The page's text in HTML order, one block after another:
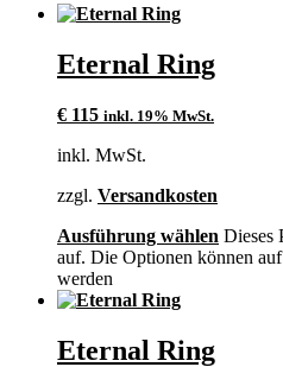
Eternal Ring
€ 115 inkl. 19% MwSt.
inkl. MwSt.
zzgl. Versandkosten
Ausführung wählen Dieses
auf. Die Optionen können
werden
Eternal Ring